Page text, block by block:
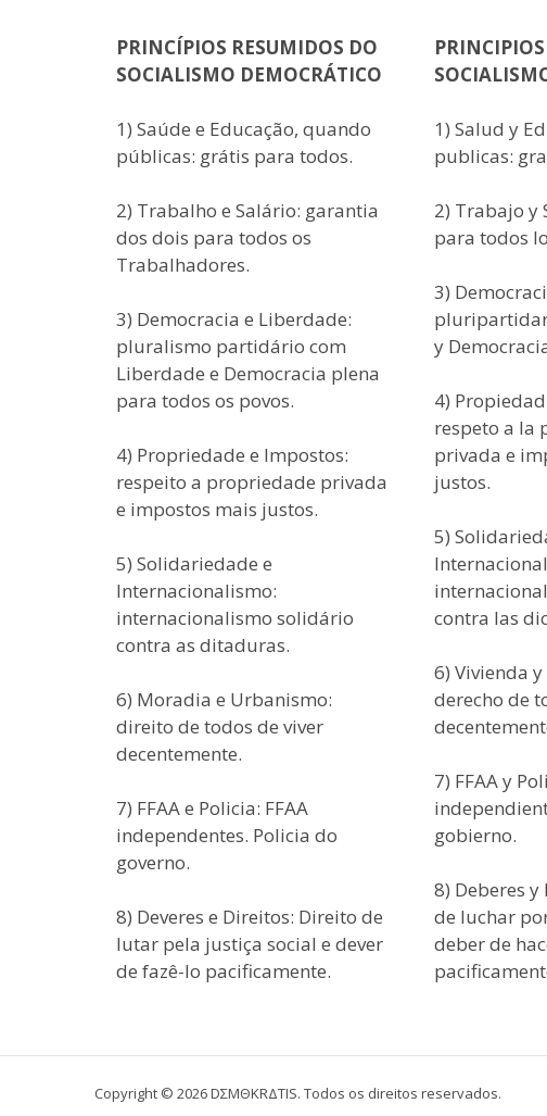
PRINCÍPIOS RESUMIDOS DO
SOCIALISMO DEMOCRÁTICO
1) Saúde e Educação, quando
públicas: grátis para todos.
2) Trabalho e Salário: garantia
dos dois para todos os
Trabalhadores.
3) Democracia e Liberdade:
pluralismo partidário com
Liberdade e Democracia plena
para todos os povos.
4) Propriedade e Impostos:
respeito a propriedade privada
e impostos mais justos.
5) Solidariedade e
Internacionalismo:
internacionalismo solidário
contra as ditaduras.
6) Moradia e Urbanismo:
direito de todos de viver
decentemente.
7) FFAA e Policia: FFAA
independentes. Policia do
governo.
8) Deveres e Direitos: Direito de
lutar pela justiça social e dever
de fazê-lo pacificamente.
1) Salud y
publicas:
2) Trabajo y
para todos
3)
y
4)
respeto a la
privada e
justos.
5)
contra las
6) Vivienda
derecho de
7) FFAA y
gobierno.
8) Deberes y
de luchar
deber de
Copyright © 2026 DΣMΘKRΔTIS. Todos os direitos reservados.